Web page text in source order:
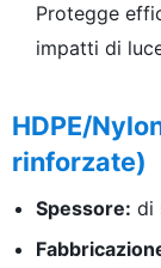
Protegge
impatti di
HDPE/
rinforzate)
Spessore: di